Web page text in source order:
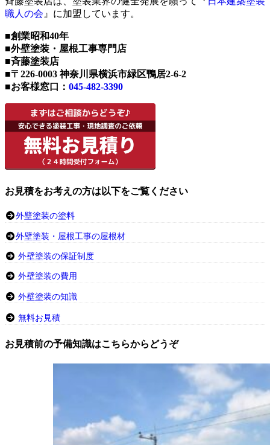
職人の会 』に加盟しています。
■創業昭和40年
■外壁塗装・屋根工事専門店
■斉藤塗装店
■〒226-0003 神奈川県横浜市緑区鴨居2-6-2
■お客様窓口： 045-482-3390
お見積をお考えの方は以下をご覧ください
外壁塗装の塗料
外壁塗装・屋根工事の屋根材
外壁塗装の保証制度
外壁塗装の費用
外壁塗装の知識
無料お見積
お見積前の予備知識はこちらからどうぞ